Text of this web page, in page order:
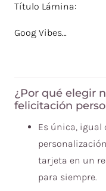
Título Lámina:
Goog Vibes…
¿Por qué elegir
felicitación
Es única, igual
tarjeta en un
para siempre.